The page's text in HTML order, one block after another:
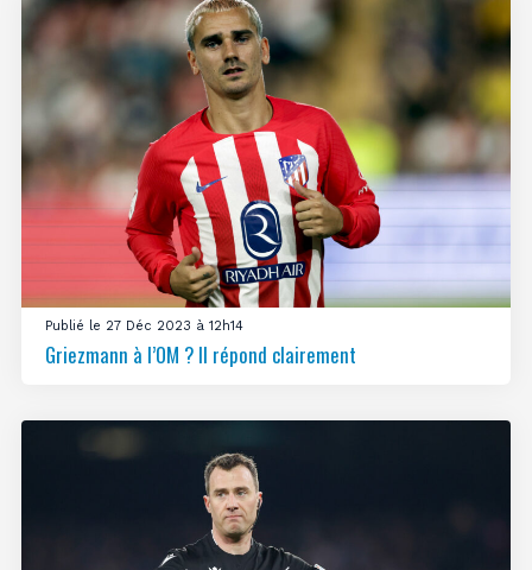
Publié le 27 Déc 2023 à 12h14
Griezmann à l’OM ? Il répond clairement